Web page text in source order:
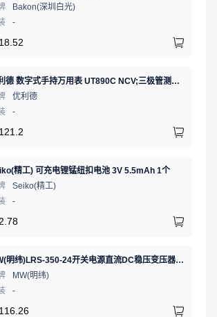
Bakon(深圳白光)
-
18.52
优利德 数字式手持万用表 UT890C NCV;三极管测试;二极管测试;火线辨别;真有效值;通断测试
优利德
-
121.2
精工) 可充电锂锰纽扣电池 3V 5.5mAh 1个
Seiko(精工)
-
2.78
MW(明纬)LRS-350-24开关电源直流DC稳压变压器监控24V 14.6A
MW(明纬)
-
116.26